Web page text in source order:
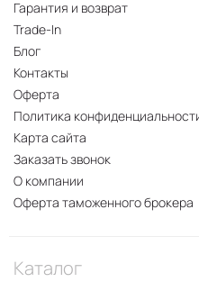
Гарантия и возврат
Trade-In
Блог
Контакты
Оферта
Политика
Карта сайта
Заказать звонок
О компании
Оферта таможенного брокера
Каталог